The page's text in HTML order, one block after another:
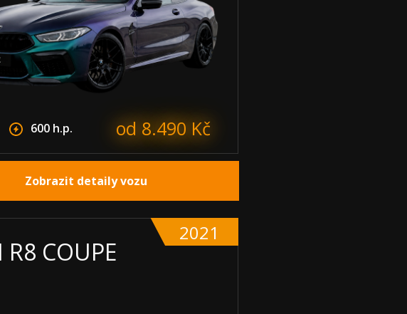
od 8.490 Kč
600 h.p.
Zobrazit detaily vozu
COUPE
2021